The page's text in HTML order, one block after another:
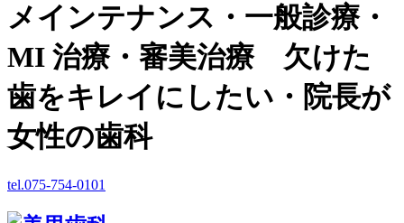
メインテナンス・一般診療・
MI 治療・審美治療 欠けた
歯をキレイにしたい・院長が
女性の歯科
tel.075-754-0101